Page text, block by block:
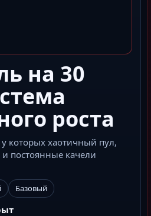
на 30
роста
которых хаотичный пул,
постоянные качели
Базовый